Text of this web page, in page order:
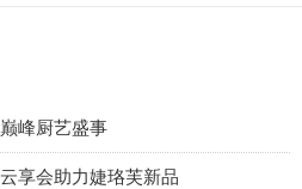
峰厨艺盛事
享会助力婕珞芙新品